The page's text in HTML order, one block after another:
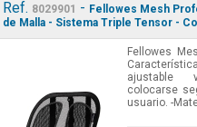
Ref. 8029901 - Fellowes Mesh
de Malla - Sistema Triple Tensor -
Fellowes
ajustable
colocarse
usuario. -